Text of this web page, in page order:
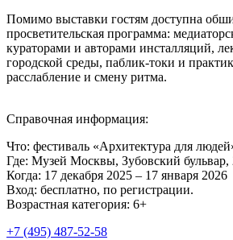
Помимо выставки гостям доступна
просветительская программа:
кураторами и авторами инсталляций,
городской среды, паблик-токи и
расслабление и смену ритма.
Справочная информация:
Что: фестиваль «Архитектура для
Где: Музей Москвы, Зубовский бульвар,
Когда: 17 декабря 2025 – 17 января 2026
Вход: бесплатно, по регистрации.
Возрастная категория: 6+
+7 (495) 487-52-58